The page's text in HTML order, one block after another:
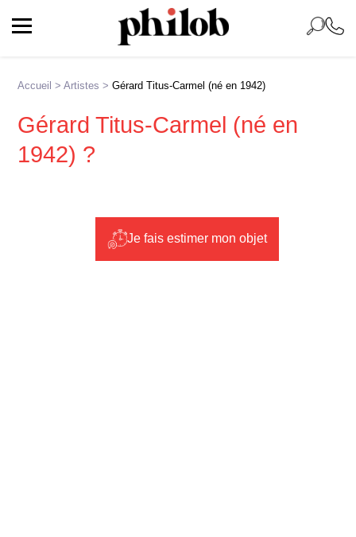
Accueil >Artistes >Gérard Titus-Carmel (né en 1942)
Gérard Titus-Carmel (né en
1942) ?
Je fais estimer mon objet